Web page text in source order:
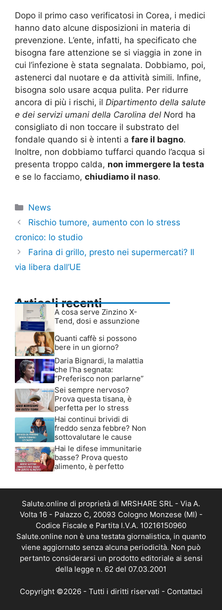
Dopo il primo caso verificatosi in Corea, i medici
hanno dato alcune disposizioni in materia di
prevenzione. L’ente, infatti, ha specificato che
bisogna fare attenzione se si viaggia in zone in
cui l’infezione è stata segnalata. Dobbiamo, poi,
astenerci dal nuotare e da attività simili. Infine,
bisogna solo usare acqua pulita. Per ridurre
ancora di più i rischi, il Dipartimento della salute
e dei servizi umani della Carolina del Nord ha
consigliato di non toccare il substrato del
fondale quando si è intenti a fare il bagno.
Inoltre, non dobbiamo tuffarci quando l’acqua si
presenta troppo calda, non immergere la testa
e se lo facciamo, chiudiamo il naso.
Categorie
News
Rischio tumore, aumento con lo stress
cronico: lo studio
Farina di grillo, presto nei supermercati? Il
via libera dall’UE
Articoli recenti
A cosa serve Zinzino X-
Tend, dosi e assunzione
Quanti caffè si possono
bere in un giorno?
Daria Bignardi, la malattia
che l’ha segnata:
“Preferisco non parlarne”
Sei sempre nervoso?
Prova questa tisana, è
perfetta per lo stress
Hai continui brividi di
freddo senza febbre? Non
sottovalutare le cause
Hai le difese immunitarie
basse? Prova questo
alimento, è perfetto
Salute.online di proprietà di MRSHARE SRL - Via A.
Volta 16 - Palazzo C, 20093 Cologno Monzese (MI) -
Codice Fiscale e Partita I.V.A. 10216150960
Salute.online non è una testata giornalistica, in quanto
viene aggiornato senza alcuna periodicità. Non può
pertanto considerarsi un prodotto editoriale ai sensi
della legge n. 62 del 07.03.2001
Copyright ©2026 - Tutti i diritti riservati - Contattaci